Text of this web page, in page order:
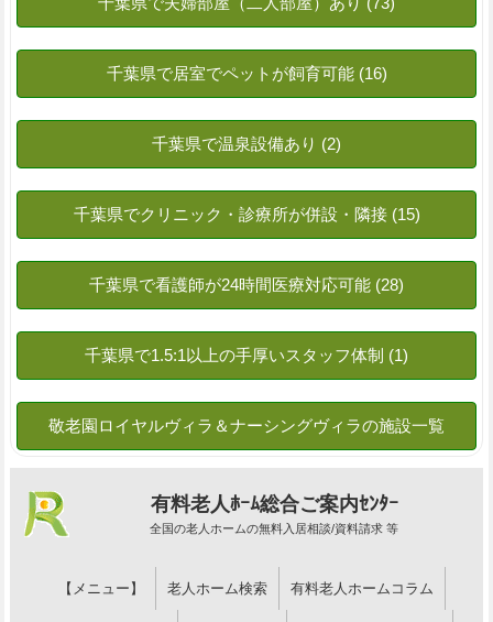
有料老人ﾎｰﾑ総合ご案内ｾﾝﾀｰ
全国の老人ホームの無料入居相談/資料請求 等
【メニュー】 老人ホーム検索 有料老人ホームコラム